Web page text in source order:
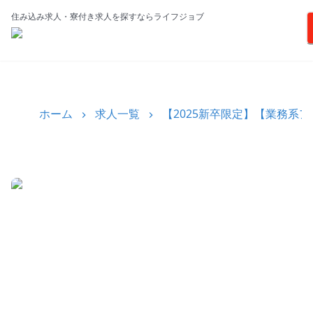
住み込み求人・寮付き求人を探すならライフジョブ
ホーム 求人一覧 【2025新卒限定】【業務系